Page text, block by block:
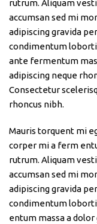
rutrum. Aliquam
accumsan sed mi
adipiscing gravida
condimentum
ante fermentum
adipiscing neque
Consectetur
rhoncus nibh.
Mauris torquent mi
corper mi a ferm
rutrum. Aliquam
accumsan sed mi
adipiscing gravida
condimentum
entum massa a